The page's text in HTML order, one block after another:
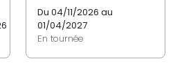
Du 04/11/2026 au
01/04/2027
En tournée